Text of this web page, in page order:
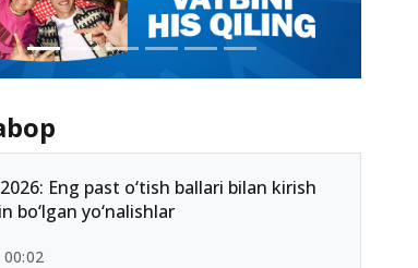
Eng past o‘tish ballari bilan kirish
bo‘lgan yo‘nalishlar